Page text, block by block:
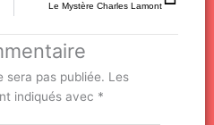
Le Mystère Charles Lamont
sera pas publiée. Les
indiqués avec *